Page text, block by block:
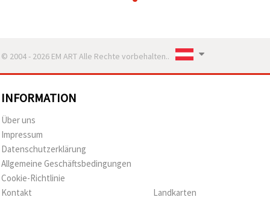
© 2004 - 2026 EM ART Alle Rechte vorbehalten..
INFORMATION
Über uns
Impressum
Datenschutzerklärung
Allgemeine Geschäftsbedingungen
Cookie-Richtlinie
Kontakt
Landkarten